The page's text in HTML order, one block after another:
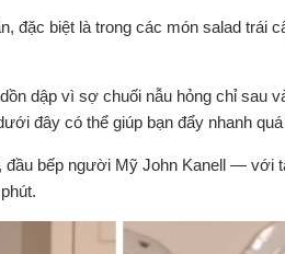
đặc biệt là trong các món salad trái
dập vì sợ chuối nẫu hỏng chỉ sau
đây có thể giúp bạn đẩy nhanh
đầu bếp người Mỹ John Kanell —